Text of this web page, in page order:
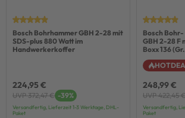
Bosch Bohrhammer GBH 2-28 mit
SDS-plus 880 Watt im
Handwerkerkoffer
224,95 €
UVP 372,47 € -39%
Versandfertig, Lieferzeit 1-3 Werktage, DHL-
Paket
Bosch
GBH 2-28 F
Boxx 136
248,99 €
UVP 422,45
Versandfertig,
Paket